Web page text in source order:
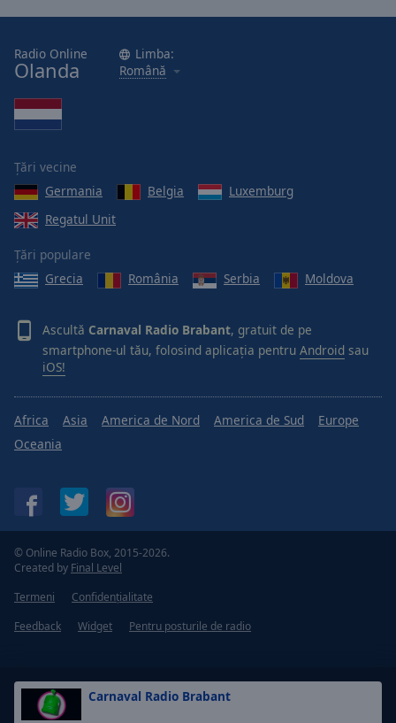
Carnaval Radio Brabant
Radio Online
Olanda
Limba:
Română
Țări vecine
Germania
Belgia
Luxemburg
Regatul Unit
Țări populare
Grecia
România Serbia Moldova
Ascultă Carnaval Radio Brabant, gratuit de pe
smartphone-ul tău, folosind aplicația pentru Android sau
iOS!
Africa Asia America de Nord America de Sud
Europe
Oceania
© Online Radio Box, 2015-2026.
Created by Final Level
Termeni
Confidențialitate
Feedback
Widget Pentru posturile de radio